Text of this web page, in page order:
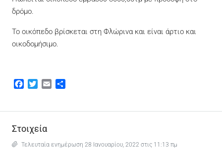
δρόμο.
Το οικόπεδο βρίσκεται στη Φλώρινα και είναι άρτιο και
οικοδομήσιμο.
Facebook
TwitterEmail
Στοιχεία
Τελευταία ενημέρωση 28 Ιανουαρίου, 2022 στις 11:13 πμ